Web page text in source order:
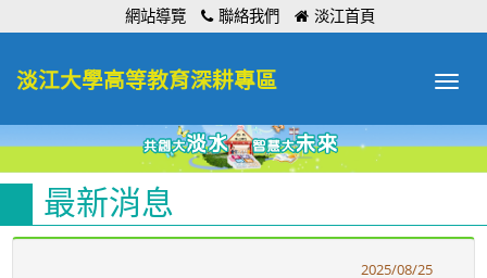
網站導覽 聯絡我們 淡江首頁
Toggle
淡江大學高等教育深耕專區
最新消息
2025/08/25